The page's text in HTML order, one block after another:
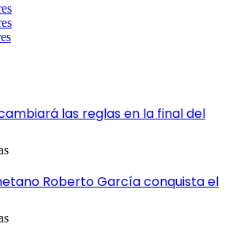
las reglas en la final del
Roberto García conquista el